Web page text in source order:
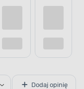
Dodaj opinię